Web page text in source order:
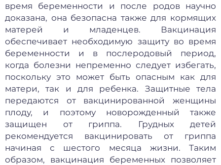
время беременности и после родов научно
доказана, она безопасна также для кормящих
матерей и младенцев. Вакцинация
обеспечивает необходимую защиту во время
беременности и в послеродовый период,
когда болезни непременно следует избегать,
поскольку это может быть опасным как для
матери, так и для ребенка. Защитные тела
передаются от вакцинированной женщины
плоду, и поэтому новорожденный также
защищен от гриппа. Грудных детей
рекомендуется вакцинировать от гриппа
начиная с шестого месяца жизни. Таким
образом, вакцинация беременных позволяет